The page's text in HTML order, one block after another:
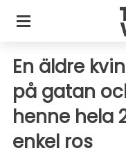
En äldre
på gatan
henne hela
enkel ros